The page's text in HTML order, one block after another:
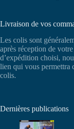
Livraison de vos
Les colis sont
après réception de
d’expédition choisi,
lien qui vous permettra
colis.
Dernières publications